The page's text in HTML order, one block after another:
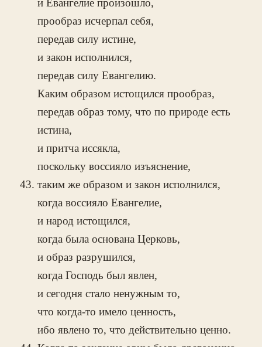
и Евангелие произошло,
прообраз исчерпал себя,
передав силу истине,
и закон исполнился,
передав силу Евангелию.
Каким образом истощился прообраз,
передав образ тому, что по природе есть
истина,
и притча иссякла,
поскольку воссияло изъяснение,
таким же образом и закон исполнился,
когда воссияло Евангелие,
и народ истощился,
когда была основана Церковь,
и образ разрушился,
когда Господь был явлен,
и сегодня стало ненужным то,
что когда-то имело ценность,
ибо явлено то, что действительно ценно.